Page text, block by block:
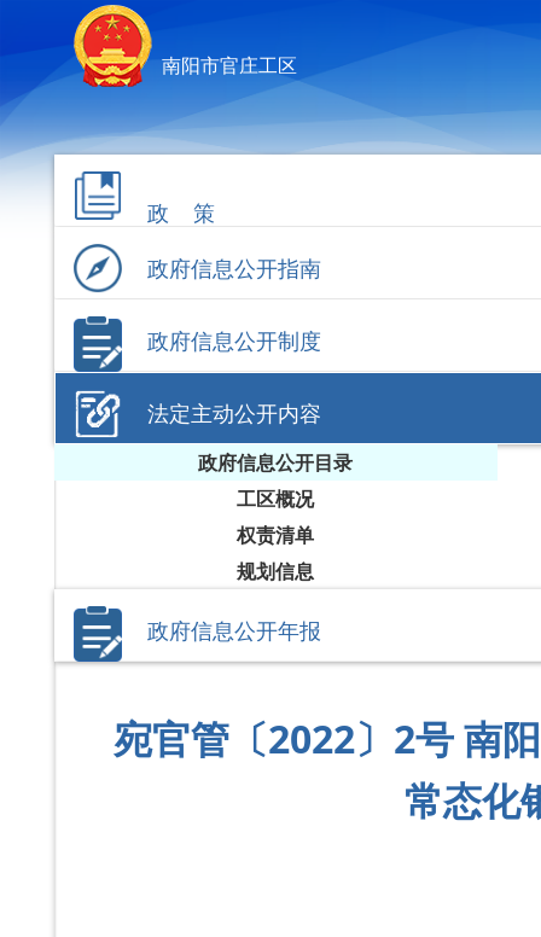
南阳市官庄工区
政 策
政府信息公开指南
政府信息公开制度
法定主动公开内容
政府信息公开目录
工区概况
权责清单
规划信息
政府信息公开年报
宛官管〔2022〕2号 南
常态化